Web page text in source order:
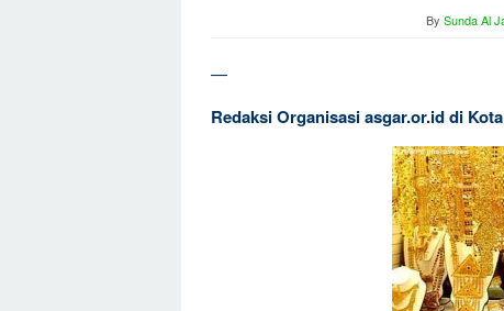
By Sunda Al
—
Redaksi Organisasi asgar.or.id di